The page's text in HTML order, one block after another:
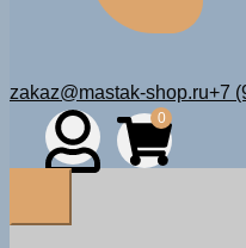
zakaz@mastak-shop.ru+7
0